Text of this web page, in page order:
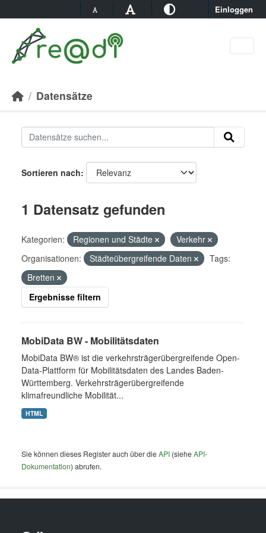
Einloggen
Datensätze
Sortieren nach
1 Datensatz gefunden
Kategorien: Regionen und Städte
Verkehr
Organisationen:
Städteübergreifende Daten
Tags:
Bretten
Ergebnisse filtern
MobiData BW - Mobilitätsdaten
MobiData BW® ist die verkehrsträgerübergreifende Open-
Data-Plattform für Mobilitätsdaten des Landes Baden-
Württemberg. Verkehrsträgerübergreifende
klimafreundliche Mobilität...
HTML
Sie können dieses Register auch über dieAPI (sieheAPI-
Dokumentation) abrufen.